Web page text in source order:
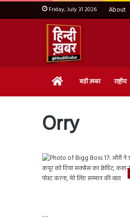
Friday, July 31 2026 About
Home बड़ी ख़बर राष्ट्रीय
Orry